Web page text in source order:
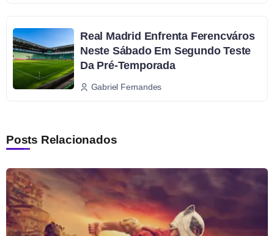
Real Madrid Enfrenta Ferencváros
Neste Sábado Em Segundo Teste
Da Pré-Temporada
Gabriel Fernandes
Posts Relacionados